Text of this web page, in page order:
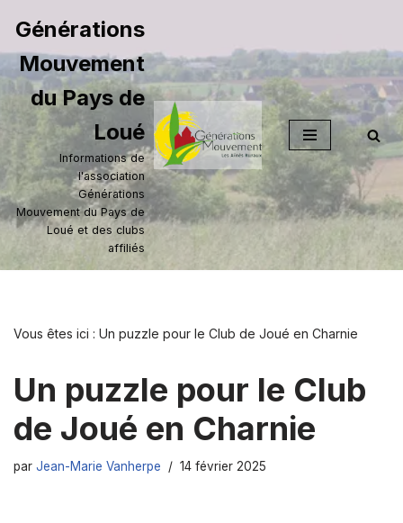
Aller
au
contenu
Générations
Mouvement
du Pays de
Loué
Informations de
l'association
Générations
Mouvement du Pays de
Loué et des clubs
affiliés
Vous êtes ici : Un puzzle pour le Club de Joué en Charnie
Un puzzle pour le Club
de Joué en Charnie
par Jean-Marie Vanherpe 14 février 2025